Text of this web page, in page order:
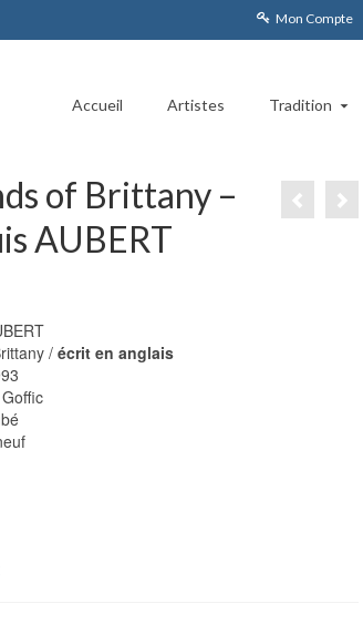
Mon Compte
Accueil Artistes Tradition
of Brittany –
AUBERT
/ écrit en anglais